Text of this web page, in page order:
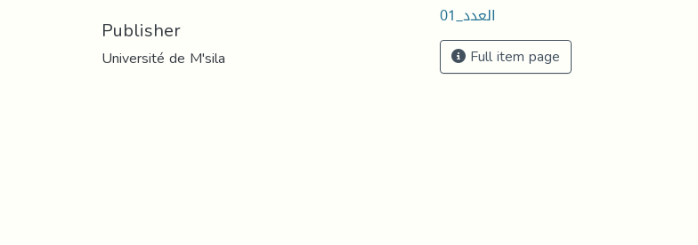
Publisher
Université de M'sila
العدد_01
Full item page